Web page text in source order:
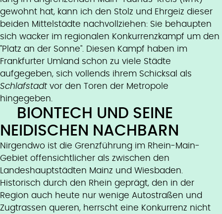
gewohnt hat, kann ich den Stolz und Ehrgeiz dieser
beiden Mittelstädte nachvollziehen: Sie behaupten
sich wacker im regionalen Konkurrenzkampf um den
"Platz an der Sonne". Diesen Kampf haben im
Frankfurter Umland schon zu viele Städte
aufgegeben, sich vollends ihrem Schicksal als
Schlafstadtvor den Toren der Metropole
hingegeben.
BIONTECH UND SEINE
NEIDISCHEN NACHBARN
Nirgendwo ist die Grenzführung im Rhein-Main-
Gebiet offensichtlicher als zwischen den
Landeshauptstädten Mainz und Wiesbaden.
Historisch durch den Rhein geprägt, den in der
Region auch heute nur wenige Autostraßen und
Zugtrassen queren, herrscht eine Konkurrenz nicht